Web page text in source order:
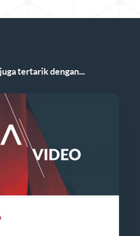
tertarik dengan...